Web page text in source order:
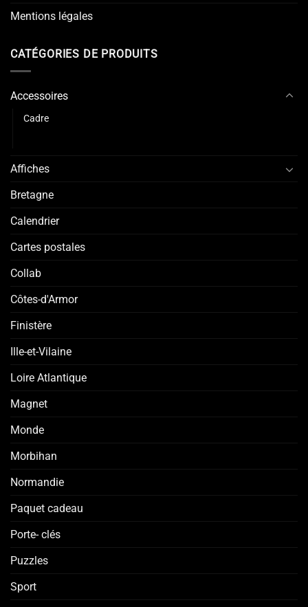
Mentions légales
CATÉGORIES DE PRODUITS
Accessoires
Cadre
Affiches
Bretagne
Calendrier
Cartes postales
Collab
Côtes-d'Armor
Finistère
Ille-et-Vilaine
Loire Atlantique
Magnet
Monde
Morbihan
Normandie
Paquet cadeau
Porte- clés
Puzzles
Sport